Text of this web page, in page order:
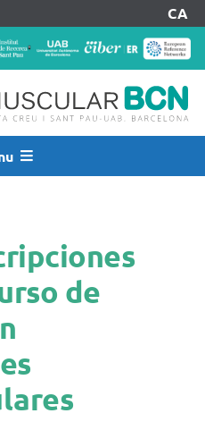
CA
de